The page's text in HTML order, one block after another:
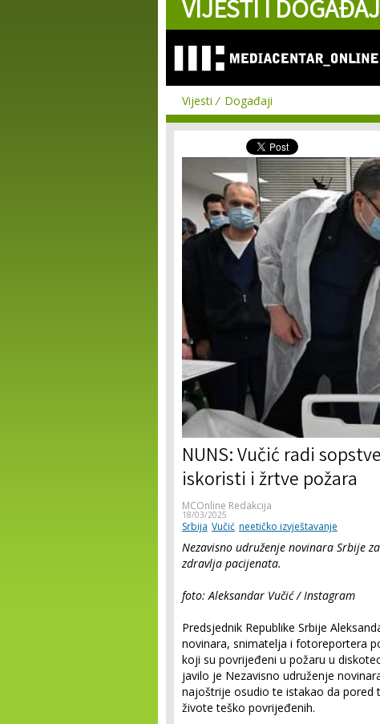
VIJESTI I
Vijesti Događaji
NUNS: Vučić radi
iskoristi i žrtve požara
MCOnline Redakcija
18/03/2025
Srbija Vučić neetičko izvještavanje
Nezavisno udruženje novinara Srbije
zdravlja pacijenata.
foto: Aleksandar Vučić / Instagram
Predsjednik Republike Srbije
novinara, snimatelja i fotoreportera
koji su povrijeđeni u požaru u
javilo je Nezavisno udruženje
najoštrije osudio te istakao da pored
živote teško povrijeđenih.